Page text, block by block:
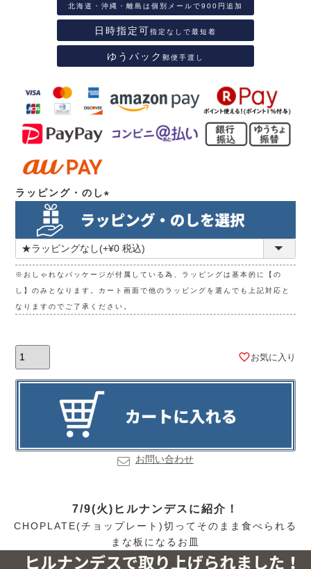
北海道・沖縄・離島は個別メールで900円追加
日時指定可指定なしで最短着
ゆうパック 郵便手渡し
ラッピング・のし
(必
須)
※おしゃれなパッケージが付属している為、ラッピングは基本的に【の
し】のみとなります。カート画面で他のラッピングを選んでも上記対応と
なりますのでご了承ください。
お気に入り
お問い合わせ
7/9(火)ヒルナンデスに紹介！
CHOPLATE(チョップレート)切ってそのまま食べられる
まな板になるお皿